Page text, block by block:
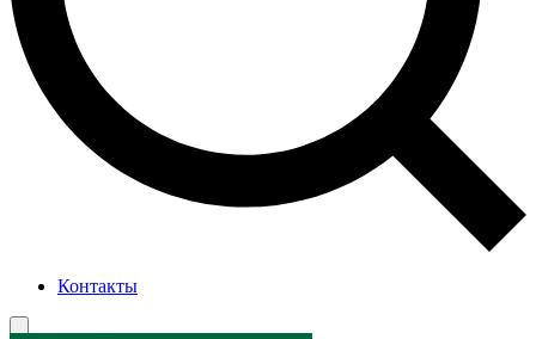
Контакты